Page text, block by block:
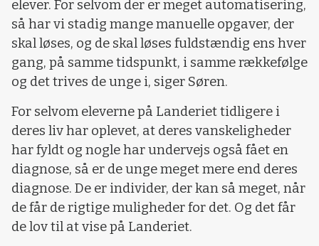
elever. For selvom der er meget automatisering,
så har vi stadig mange manuelle opgaver, der
skal løses, og de skal løses fuldstændig ens hver
gang, på samme tidspunkt, i samme rækkefølge
og det trives de unge i, siger Søren.
For selvom eleverne på Landeriet tidligere i
deres liv har oplevet, at deres vanskeligheder
har fyldt og nogle har undervejs også fået en
diagnose, så er de unge meget mere end deres
diagnose. De er individer, der kan så meget, når
de får de rigtige muligheder for det. Og det får
de lov til at vise på Landeriet.